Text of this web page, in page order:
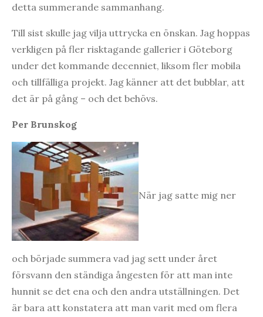
detta summerande sammanhang.
Till sist skulle jag vilja uttrycka en önskan. Jag hoppas
verkligen på fler risktagande gallerier i Göteborg
under det kommande decenniet, liksom fler mobila
och tillfälliga projekt. Jag känner att det bubblar, att
det är på gång – och det behövs.
Per Brunskog
När jag satte mig ner
och började summera vad jag sett under året
försvann den ständiga ångesten för att man inte
hunnit se det ena och den andra utställningen. Det
är bara att konstatera att man varit med om flera